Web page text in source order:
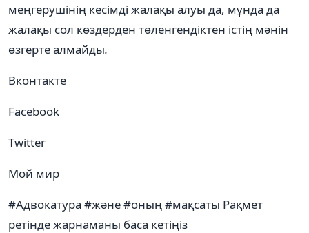
меңгерушінің кесімді жалақы алуы да, мұнда да
жалақы сол көздерден төленгендіктен істің мәнін
өзгерте алмайды.
Вконтакте
Facebook
Twitter
Мой мир
#Адвокатура #және #оның #мақсаты Рақмет
ретінде жарнаманы баса кетіңіз